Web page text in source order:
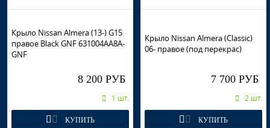
Крыло Nissan Almera (13-) G15
правое Black GNF 631004AA8A-
GNF
8 200 РУБ
1 шт.
КУПИТЬ
Крыло Nissan Almera (Classic)
06- правое (под перекрас)
7 700 РУБ
2 шт.
КУПИТЬ